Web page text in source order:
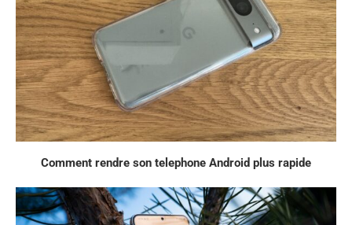
Comment rendre son telephone Android plus rapide